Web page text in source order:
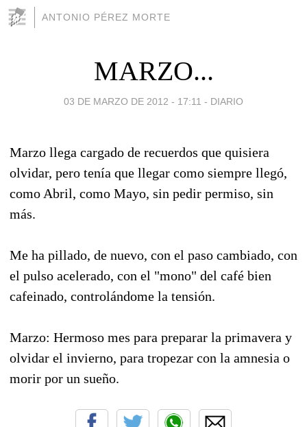
ANTONIO PÉREZ MORTE
MARZO...
03 DE MARZO DE 2012 - 17:11 - DIARIO
Marzo llega cargado de recuerdos que quisiera
olvidar, pero tenía que llegar como siempre llegó,
como Abril, como Mayo, sin pedir permiso, sin
más.
Me ha pillado, de nuevo, con el paso cambiado, con
el pulso acelerado, con el "mono" del café bien
cafeinado, controlándome la tensión.
Marzo: Hermoso mes para preparar la primavera y
olvidar el invierno, para tropezar con la amnesia o
morir por un sueño.